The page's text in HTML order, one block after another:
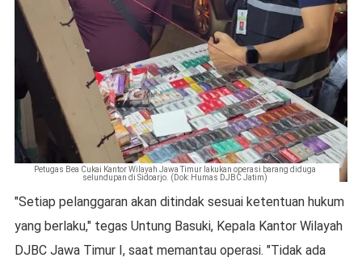
Petugas Bea Cukai Kantor Wilayah Jawa Timur lakukan operasi barang diduga
selundupan di Sidoarjo. (Dok: Humas DJBC Jatim)
"Setiap pelanggaran akan ditindak sesuai ketentuan hukum
yang berlaku," tegas Untung Basuki, Kepala Kantor Wilayah
DJBC Jawa Timur I, saat memantau operasi. "Tidak ada